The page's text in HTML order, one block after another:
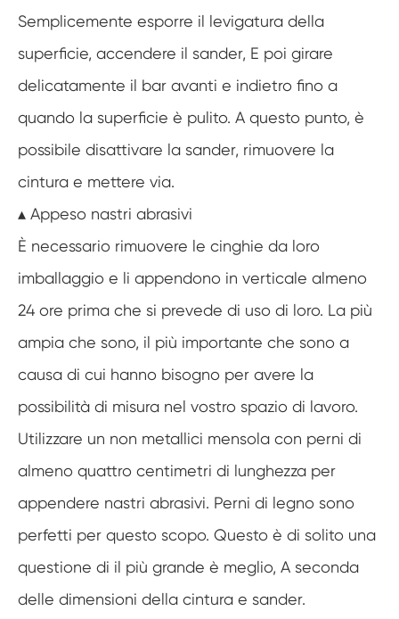
Semplicemente esporre il levigatura della
superficie, accendere il sander, E poi girare
delicatamente il bar avanti e indietro fino a
quando la superficie è pulito. A questo punto, è
possibile disattivare la sander, rimuovere la
cintura e mettere via.
▴ Appeso nastri abrasivi
È necessario rimuovere le cinghie da loro
imballaggio e li appendono in verticale almeno
24 ore prima che si prevede di uso di loro. La più
ampia che sono, il più importante che sono a
causa di cui hanno bisogno per avere la
possibilità di misura nel vostro spazio di lavoro.
Utilizzare un non metallici mensola con perni di
almeno quattro centimetri di lunghezza per
appendere nastri abrasivi. Perni di legno sono
perfetti per questo scopo. Questo è di solito una
questione di il più grande è meglio, A seconda
delle dimensioni della cintura e sander.